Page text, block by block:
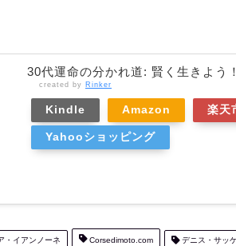
30代運命の分かれ道: 賢く生きよう
created by Rinker
Kindle Amazon 楽天
Yahooショッピング
・イアンノーネ Corsedimoto.com デニス・サッ